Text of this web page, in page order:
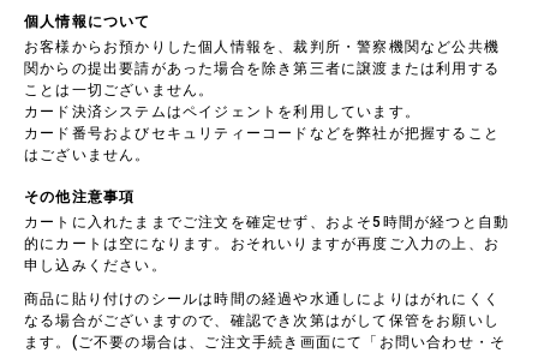
個人情報について
お客様からお預かりした個人情報を、裁判所・警察機関など公共機
関からの提出要請があった場合を除き第三者に譲渡または利用する
ことは一切ございません。
カード決済システムはペイジェントを利用しています。
カード番号およびセキュリティーコードなどを弊社が把握すること
はございません。
その他注意事項
カートに入れたままでご注文を確定せず、およそ5時間が経つと自動
的にカートは空になります。おそれいりますが再度ご入力の上、お
申し込みください。
商品に貼り付けのシールは時間の経過や水通しによりはがれにくく
なる場合がございますので、確認でき次第はがして保管をお願いし
ます。(ご不要の場合は、ご注文手続き画面にて「お問い合わせ・そ